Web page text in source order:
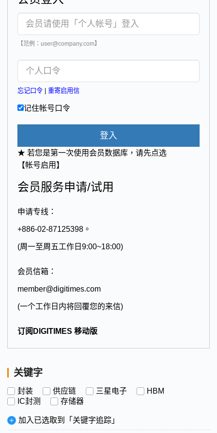
【范例：user@company.com】
忘记口令 重寄启用信
记住帐号口令
登入
★ 若您是第一次使用会员数据库，请先点选
【帐号启用】
会员服务申请/试用
申请专线：
+886-02-87125398。
(周一至周五工作日9:00~18:00)
会员信箱：
member@digitimes.com
(一个工作日内将回覆您的来信)
订阅DIGITIMES 移动版
关键字
封装 供应链 三星电子
HBM
IC封测
存储器
加入已选取到「关键字追踪」